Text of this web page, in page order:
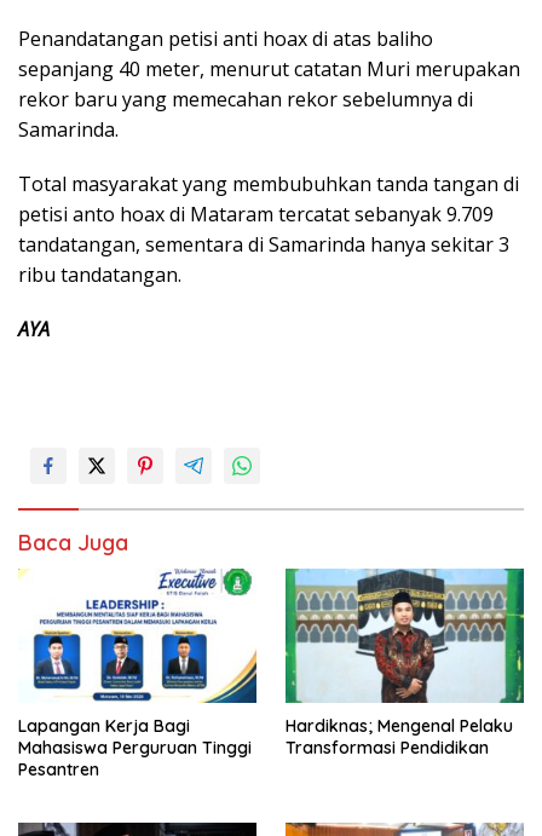
Penandatangan petisi anti hoax di atas baliho
sepanjang 40 meter, menurut catatan Muri merupakan
rekor baru yang memecahan rekor sebelumnya di
Samarinda.
Total masyarakat yang membubuhkan tanda tangan di
petisi anto hoax di Mataram tercatat sebanyak 9.709
tandatangan, sementara di Samarinda hanya sekitar 3
ribu tandatangan.
AYA
Baca Juga
Lapangan Kerja Bagi
Mahasiswa Perguruan Tinggi
Pesantren
Hardiknas; Mengenal Pelaku
Transformasi Pendidikan